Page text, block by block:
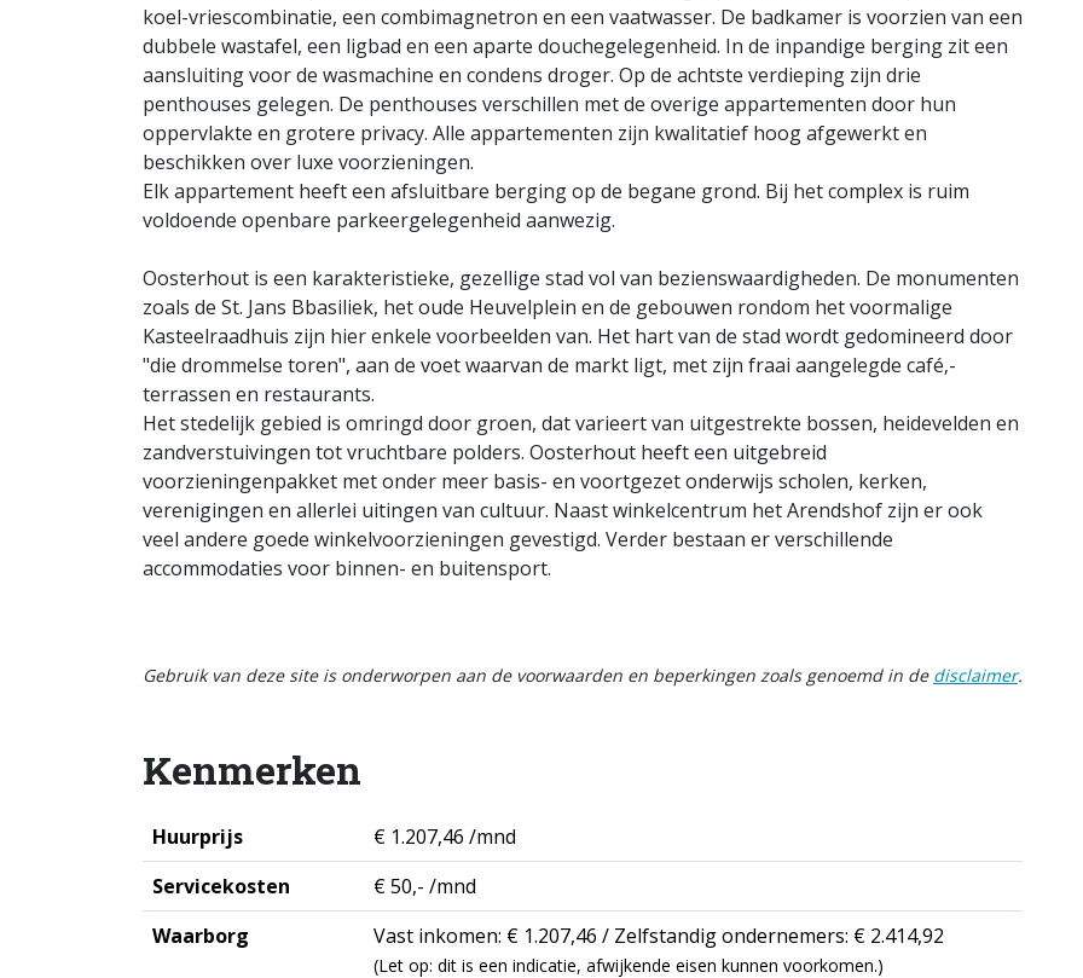
koel-vriescombinatie, een combimagnetron en een vaatwasser. De badkamer is voorzien van een
dubbele wastafel, een ligbad en een aparte douchegelegenheid. In de inpandige berging zit een
aansluiting voor de wasmachine en condens droger. Op de achtste verdieping zijn drie
penthouses gelegen. De penthouses verschillen met de overige appartementen door hun
oppervlakte en grotere privacy. Alle appartementen zijn kwalitatief hoog afgewerkt en
beschikken over luxe voorzieningen.
Elk appartement heeft een afsluitbare berging op de begane grond. Bij het complex is ruim
voldoende openbare parkeergelegenheid aanwezig.
Oosterhout is een karakteristieke, gezellige stad vol van bezienswaardigheden. De monumenten
zoals de St. Jans Bbasiliek, het oude Heuvelplein en de gebouwen rondom het voormalige
Kasteelraadhuis zijn hier enkele voorbeelden van. Het hart van de stad wordt gedomineerd door
"die drommelse toren", aan de voet waarvan de markt ligt, met zijn fraai aangelegde café‚-
terrassen en restaurants.
Het stedelijk gebied is omringd door groen, dat varieert van uitgestrekte bossen, heidevelden en
zandverstuivingen tot vruchtbare polders. Oosterhout heeft een uitgebreid
voorzieningenpakket met onder meer basis- en voortgezet onderwijs scholen, kerken,
verenigingen en allerlei uitingen van cultuur. Naast winkelcentrum het Arendshof zijn er ook
veel andere goede winkelvoorzieningen gevestigd. Verder bestaan er verschillende
accommodaties voor binnen- en buitensport.
Gebruik van deze site is onderworpen aan de voorwaarden en beperkingen zoals genoemd in de disclaimer.
Kenmerken
Huurprijs
€ 1.207,46 /mnd
Servicekosten
€ 50,- /mnd
Waarborg
Vast inkomen: € 1.207,46 / Zelfstandig ondernemers: € 2.414,92
(Let op: dit is een indicatie, afwijkende eisen kunnen voorkomen.)